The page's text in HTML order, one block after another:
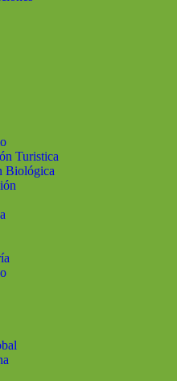
Turistica
Biológica